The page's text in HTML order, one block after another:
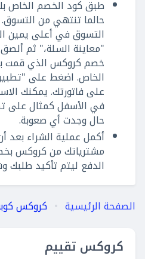
طبق كود الخصم الخاص
حالما تنتهي من
التسوق في أعلى يمين
"معاينة السلة،" ثم ألصق
خصم كروكس الذي قمت
الخاص. اضغط على
على فاتورتك. يمكنك
في الأسفل كمثال على
حال وجدت أي صعوبة.
أكمل عملية الشراء
مشترياتك من كروكس
الدفع ليتم تأكيد طلبك
الصفحة الرئيسية كروكس
كروكس تقييم